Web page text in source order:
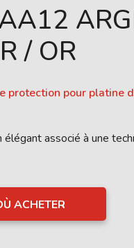
/ OR
protection pour platine
élégant associé à une
ACHETER